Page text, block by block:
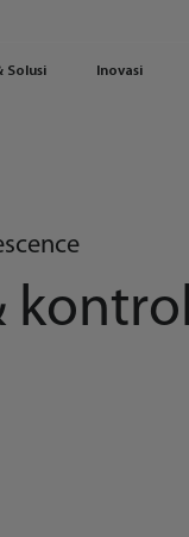
Solusi Inovasi
kontrol